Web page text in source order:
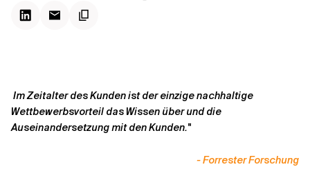
Im Zeitalter des Kunden ist der einzige nachhaltige
Wettbewerbsvorteil das Wissen über und die
Auseinandersetzung mit den Kunden."
- Forrester Forschung